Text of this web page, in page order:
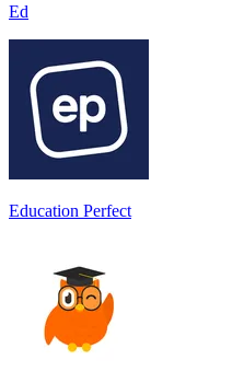
Ed
Education Perfect